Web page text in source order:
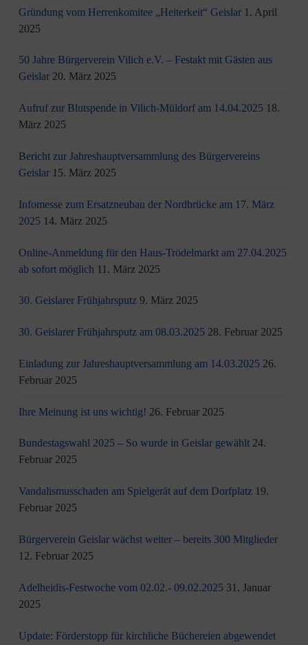
Gründung vom Herrenkomitee „Heiterkeit“ Geislar 1. April
2025
50 Jahre Bürgerverein Vilich e.V. – Festakt mit Gästen aus
Geislar 20. März 2025
Aufruf zur Blutspende in Vilich-Müldorf am 14.04.2025 18.
März 2025
Bericht zur Jahreshauptversammlung des Bürgervereins
Geislar 15. März 2025
Infomesse zum Ersatzneubau der Nordbrücke am 17. März
2025 14. März 2025
Online-Anmeldung für den Haus-Trödelmarkt am 27.04.2025
ab sofort möglich 11. März 2025
30. Geislarer Frühjahrsputz 9. März 2025
30. Geislarer Frühjahrsputz am 08.03.2025 28. Februar 2025
Einladung zur Jahreshauptversammlung am 14.03.2025 26.
Februar 2025
Ihre Meinung ist uns wichtig! 26. Februar 2025
Bundestagswahl 2025 – So wurde in Geislar gewählt 24.
Februar 2025
Vandalismusschaden am Spielgerät auf dem Dorfplatz 19.
Februar 2025
Bürgerverein Geislar wächst weiter – bereits 300 Mitglieder
12. Februar 2025
Adelheidis-Festwoche vom 02.02.- 09.02.2025 31. Januar
2025
Update: Förderstopp für kirchliche Büchereien abgewendet